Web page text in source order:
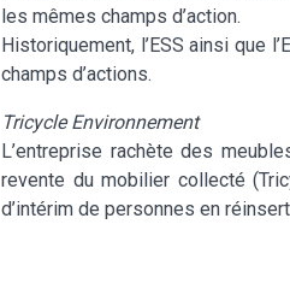
les mêmes champs d’action.
Historiquement, l’ESS ainsi que
champs d’actions.
Tricycle Environnement
L’entreprise rachète des
revente du mobilier collecté
d’intérim de personnes en